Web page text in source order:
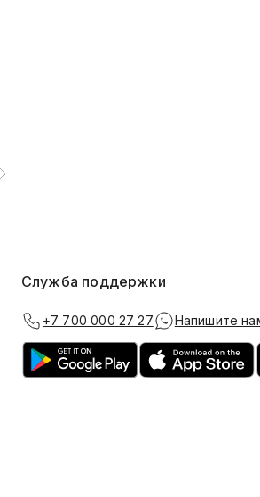
Служба поддержки
+7 700 000 27 27 Напишите